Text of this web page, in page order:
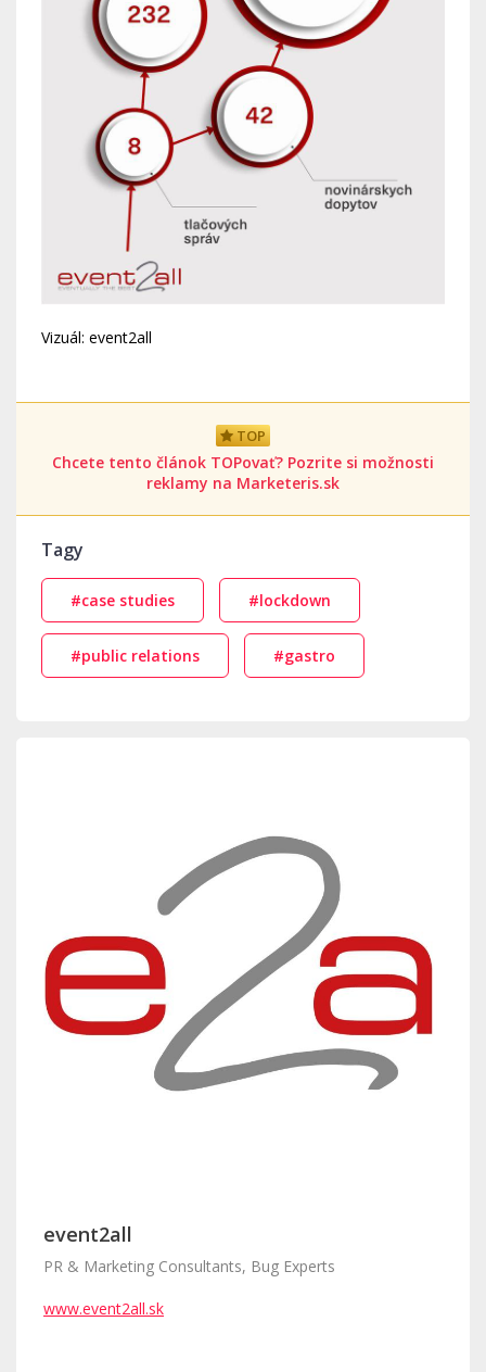
Vizuál: event2all
TOP
Chcete tento článok TOPovať? Pozrite si možnosti
reklamy na Marketeris.sk
Tagy
#case studies #lockdown
#public relations #gastro
event2all
PR & Marketing Consultants, Bug Experts
www.event2all.sk